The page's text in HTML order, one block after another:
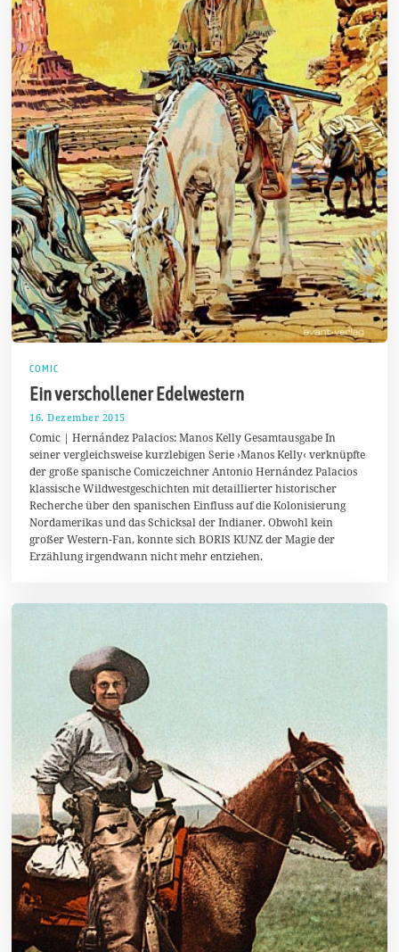
COMIC
Ein verschollener Edelwestern
16. Dezember 2015
F
e
b
r
u
a
r
2
1
Comic | Hernández Palacios: Manos Kelly Gesamtausgabe In
seiner vergleichsweise kurzlebigen Serie ›Manos Kelly‹ verknüpfte
der große spanische Comiczeichner Antonio Hernández Palacios
klassische Wildwestgeschichten mit detaillierter historischer
Recherche über den spanischen Einfluss auf die Kolonisierung
Nordamerikas und das Schicksal der Indianer. Obwohl kein
großer Western-Fan, konnte sich BORIS KUNZ der Magie der
Erzählung irgendwann nicht mehr entziehen.